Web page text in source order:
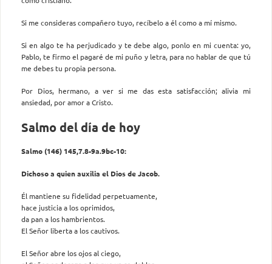
Si me consideras compañero tuyo, recíbelo a él como a mí mismo.
Si en algo te ha perjudicado y te debe algo, ponlo en mi cuenta: yo,
Pablo, te firmo el pagaré de mi puño y letra, para no hablar de que tú
me debes tu propia persona.
Por Dios, hermano, a ver si me das esta satisfacción; alivia mi
ansiedad, por amor a Cristo.
Salmo del día de hoy
Salmo (146) 145,7.8-9a.9bc-10:
Dichoso a quien auxilia el Dios de Jacob.
Él mantiene su fidelidad perpetuamente,
hace justicia a los oprimidos,
da pan a los hambrientos.
El Señor liberta a los cautivos.
El Señor abre los ojos al ciego,